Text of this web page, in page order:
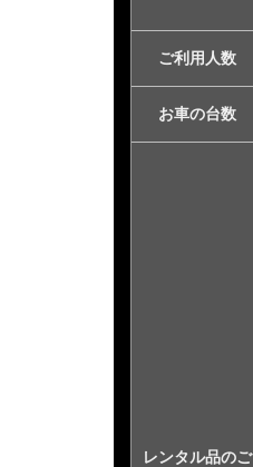
ご利用人数
お車の台数
レンタル品のご